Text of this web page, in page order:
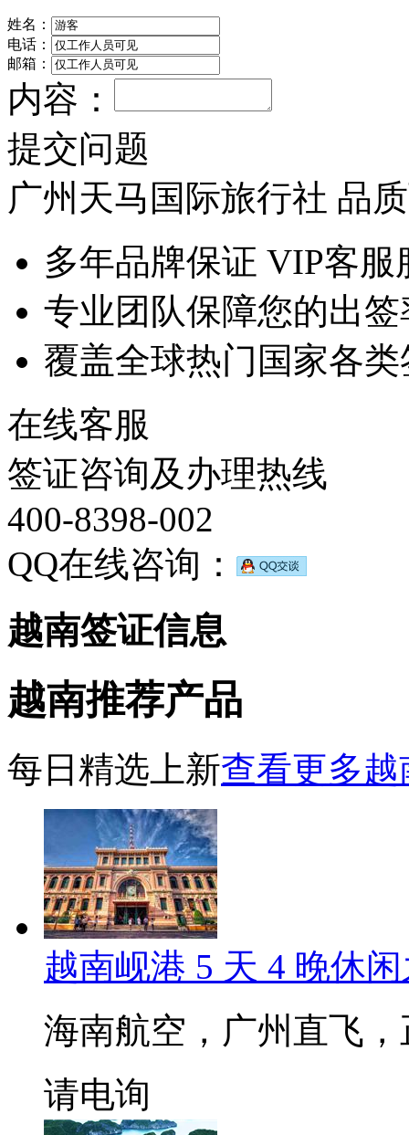
姓名：
电话：
邮箱：
内容：
提交问题
广州天马国际旅行社 品
多年品牌保证 VIP客服
专业团队保障您的出签
覆盖全球热门国家各类
在线客服
签证咨询及办理热线
400-8398-002
QQ在线咨询：
越南签证信息
越南推荐产品
每日精选上新查看更多越
越南岘港 5 天 4 晚休
海南航空，广州直飞
请电询